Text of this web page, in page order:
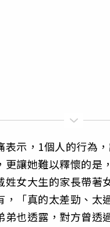
表示，1個人的行為
更讓她難以釋懷的是
姓女大生的家長帶著
，「真的太差勁、太
弟也透露，對方曾透